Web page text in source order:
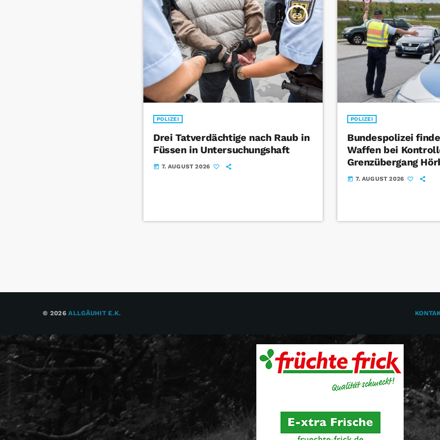
insert_link
POLIZEI
Drei Tatverdächtige nach Raub in
Füssen in Untersuchungshaft
today 7. AUGUST 2026
POLIZEI
Bundespolizei
Waffen bei
Grenzübergang
today 7. AUGUST 2026
© 2026ALLGÄUHIT E.K.